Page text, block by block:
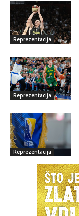
Reprezentacija
Reprezentacija
Reprezentacija